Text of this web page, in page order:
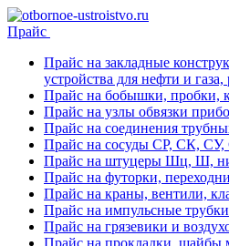
Прайс
Прайс на закладные
устройства для нефти и
Прайс на бобышки, пробки,
Прайс на узлы обвязки
Прайс на соединения
Прайс на сосуды СР, СК,
Прайс на штуцеры Шц, Ш,
Прайс на футорки,
Прайс на краны, вентили,
Прайс на импульсные
Прайс на грязевики и
Прайс на прокладки, шайбы